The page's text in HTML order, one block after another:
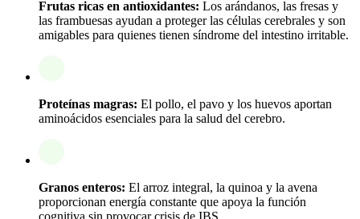
Frutas ricas en antioxidantes: Los arándanos, las fresas y
las frambuesas ayudan a proteger las células cerebrales y son
amigables para quienes tienen síndrome del intestino irritable.
Proteínas magras: El pollo, el pavo y los huevos aportan
aminoácidos esenciales para la salud del cerebro.
Granos enteros: El arroz integral, la quinoa y la avena
proporcionan energía constante que apoya la función
cognitiva sin provocar crisis de IBS.